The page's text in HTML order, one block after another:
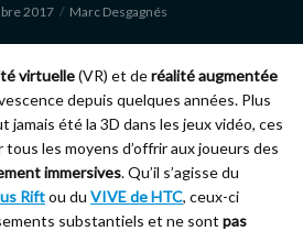
2017 Marc Desgagnés
virtuelle(VR) et deréalité augmentée
depuis quelques années. Plus
jamais été la 3D dans les jeux vidéo, ces
les moyens d’offrir aux joueurs des
immersives. Qu’il s’agisse du
Riftou du VIVE de HTC, ceux-ci
substantiels et ne sont pas